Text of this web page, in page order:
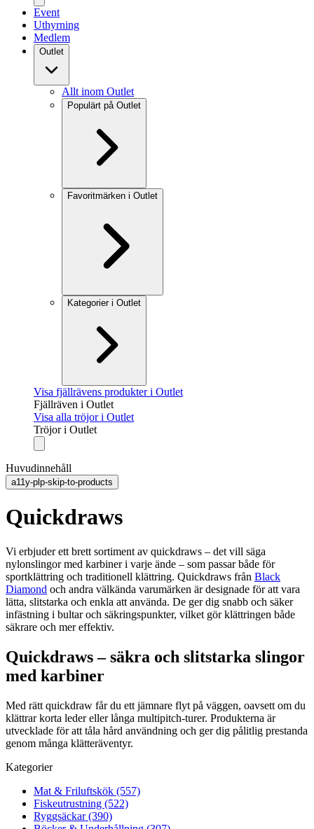
Event
Uthyrning
Medlem
Outlet
Allt inom Outlet
Populärt på Outlet
Favoritmärken i Outlet
Kategorier i Outlet
Visa fjällrävens produkter i Outlet
Fjällräven i Outlet
Visa alla tröjor i Outlet
Tröjor i Outlet
Huvudinnehåll
a11y-plp-skip-to-products
Quickdraws
Vi erbjuder ett brett sortiment av quickdraws – det vill säga
nylonslingor med karbiner i varje ände – som passar både för
sportklättring och traditionell klättring. Quickdraws från Black
Diamond och andra välkända varumärken är designade för att vara
lätta, slitstarka och enkla att använda. De ger dig snabb och säker
infästning i bultar och säkringspunkter, vilket gör klättringen både
säkrare och mer effektiv.
Quickdraws – säkra och slitstarka slingor
med karbiner
Med rätt quickdraw får du ett jämnare flyt på väggen, oavsett om du
klättrar korta leder eller långa multipitch-turer. Produkterna är
utvecklade för att tåla hård användning och ger dig pålitlig prestanda
genom många klätteräventyr.
Kategorier
Mat & Friluftskök (557)
Fiskeutrustning (522)
Ryggsäckar (390)